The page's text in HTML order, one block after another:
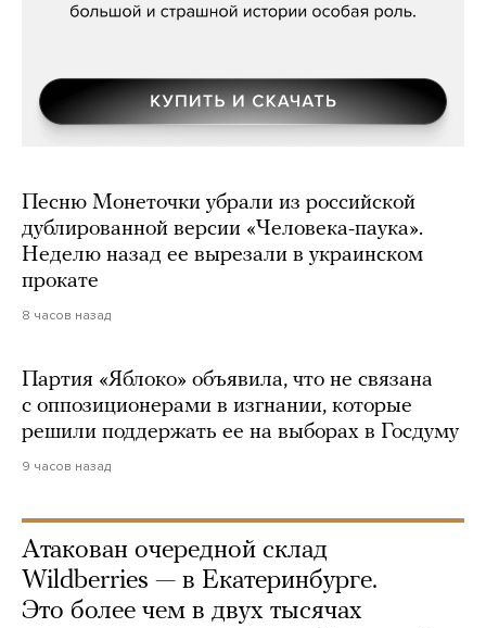
Песню Монеточки убрали из российской
дублированной версии «Человека-паука».
Неделю назад ее вырезали в украинском
прокате
8 часов назад
Партия «Яблоко» объявила, что не связана
с оппозиционерами в изгнании, которые
решили поддержать ее на выборах в Госдуму
9 часов назад
Атакован очередной склад
Wildberries — в Екатеринбурге.
Это более чем в двух тысячах